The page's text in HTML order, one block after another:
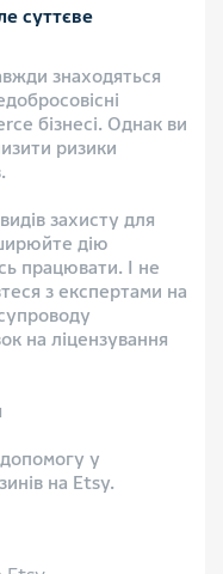
суттєве
знаходяться
бізнесі. Однак ви
ризики
захисту для
дію
працювати. І не
з експертами на
на ліцензування
у
на Etsy.